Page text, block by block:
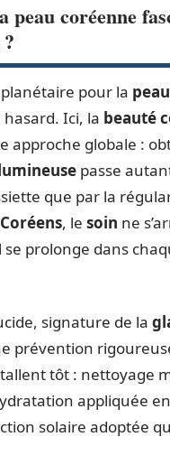
peau coréenne
pour la
Ici, la beauté
approche globale :
passe
que par la
Coréens, le soin ne
se prolonge dans
signature de la
prévention
tôt : nettoyage
appliquée
solaire adoptée